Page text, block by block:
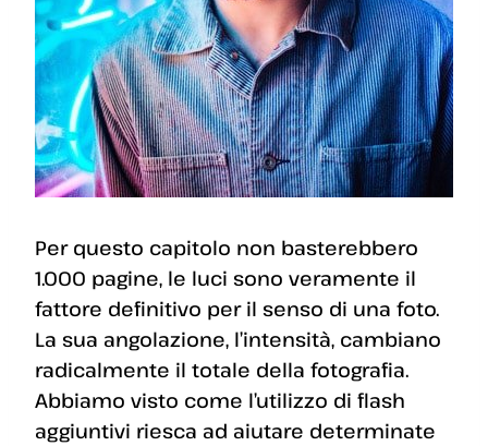
Per questo capitolo non basterebbero
1.000 pagine, le luci sono veramente il
fattore definitivo per il senso di una foto.
La sua angolazione, l’intensità, cambiano
radicalmente il totale della fotografia.
Abbiamo visto come l’utilizzo di flash
aggiuntivi riesca ad aiutare determinate